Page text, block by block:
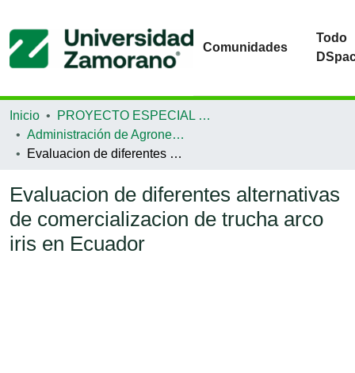
Comunidades
Todo
Inicio
PROYECTO ESPECIAL DE GRADUACIÓN
Administración de Agronegocios
Evaluacion de diferentes alternativas de comercializacion de trucha arco iris en Ecuador
Evaluacion de diferentes alternativas
de comercializacion de trucha arco
iris en Ecuador